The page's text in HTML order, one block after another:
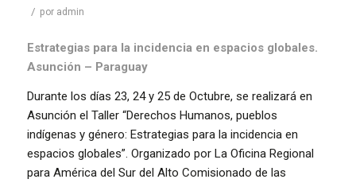
/ por admin
Estrategias para la incidencia en espacios globales.
Asunción – Paraguay
Durante los días 23, 24 y 25 de Octubre, se realizará en
Asunción el Taller “Derechos Humanos, pueblos
indígenas y género: Estrategias para la incidencia en
espacios globales”. Organizado por La Oficina Regional
para América del Sur del Alto Comisionado de las